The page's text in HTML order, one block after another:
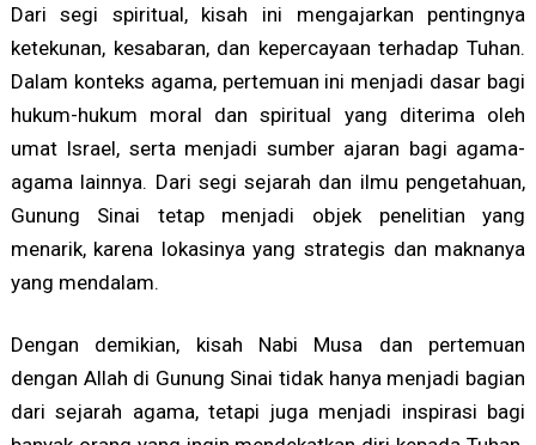
Dari segi spiritual, kisah ini mengajarkan pentingnya
ketekunan, kesabaran, dan kepercayaan terhadap Tuhan.
Dalam konteks agama, pertemuan ini menjadi dasar bagi
hukum-hukum moral dan spiritual yang diterima oleh
umat Israel, serta menjadi sumber ajaran bagi agama-
agama lainnya. Dari segi sejarah dan ilmu pengetahuan,
Gunung Sinai tetap menjadi objek penelitian yang
menarik, karena lokasinya yang strategis dan maknanya
yang mendalam.
Dengan demikian, kisah Nabi Musa dan pertemuan
dengan Allah di Gunung Sinai tidak hanya menjadi bagian
dari sejarah agama, tetapi juga menjadi inspirasi bagi